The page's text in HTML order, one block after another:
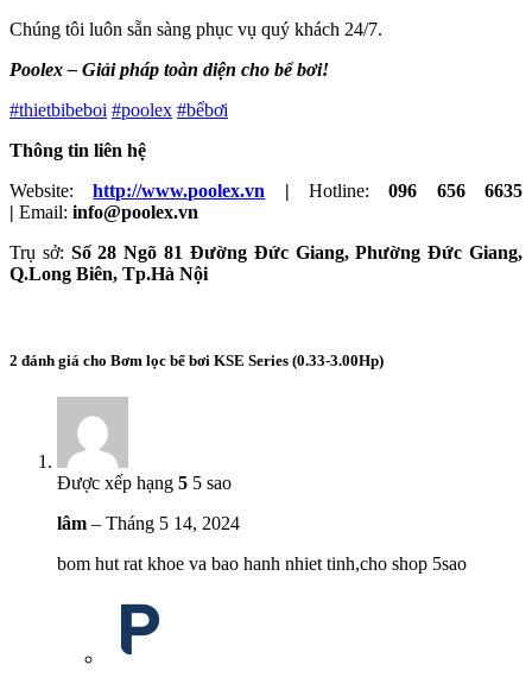
Chúng tôi luôn sẵn sàng phục vụ quý khách 24/7.
Poolex – Giải pháp toàn diện cho bể bơi!
#thietbibeboi #poolex #bểbơi
Thông tin liên hệ
Website:http://www.poolex.vn |Hotline:096 656 6635
| Email: info@poolex.vn
Trụ sở: Số 28 Ngõ 81 Đường Đức Giang, Phường Đức Giang,
Q.Long Biên, Tp.Hà Nội
2 đánh giá cho Bơm lọc bể bơi KSE Series (0.33-3.00Hp)
Được xếp hạng 5 5 sao
lâm – Tháng 5 14, 2024
bom hut rat khoe va bao hanh nhiet tinh,cho shop 5sao